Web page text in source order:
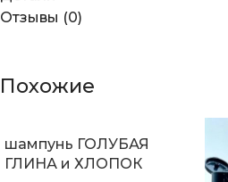
Отзывы (0)
Похожие
шампунь ГОЛУБАЯ
ГЛИНА и ХЛОПОК